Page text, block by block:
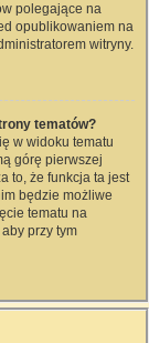
polegające na
opublikowaniem na
witryny.
tematów?
w widoku tematu
górę pierwszej
to, że funkcja ta jest
będzie możliwe
tematu na
przy tym